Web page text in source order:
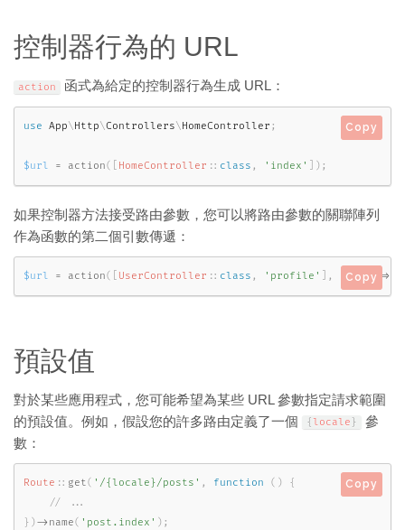
控制器行為的 URL
action 函式為給定的控制器行為生成 URL：
use App\Http\Controllers\HomeController ;
$url = action( HomeController :: class , 'index' ) ;
Copy
如果控制器方法接受路由參數，您可以將路由參數的關聯陣列
作為函數的第二個引數傳遞：
$url = action( UserController :: class , 'profile' , 'id' =>
Copy
預設值
對於某些應用程式，您可能希望為某些 URL 參數指定請求範圍
的預設值。例如，假設您的許多路由定義了一個
{ locale }
參
數：
Route :: get( '/{locale}/posts' , function ( )
{
} ) -> name( 'post.index' ) ;
Copy